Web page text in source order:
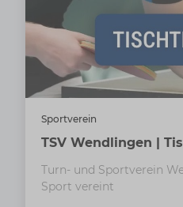
Sportverein
TSV Wendlingen |
Turn- und Sportverein
Sport vereint